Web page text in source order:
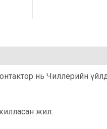
нь Чиллерийн
жил.